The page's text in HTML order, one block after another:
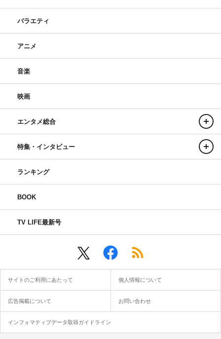
バラエティ
アニメ
音楽
映画
エンタメ総合
特集・インタビュー
ランキング
BOOK
TV LIFE最新号
サイトのご利用にあたって 個人情報について
広告掲載について お問い合わせ
インフォマティブデータ取得ガイドライン